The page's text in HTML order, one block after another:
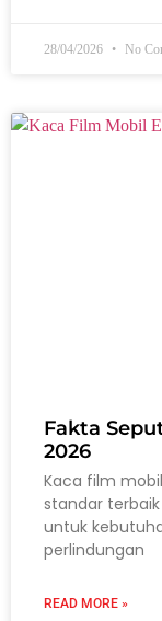
28/04/2026 No
Fakta
2026
Kaca film
standar
untuk
perlindungan
READ MORE »